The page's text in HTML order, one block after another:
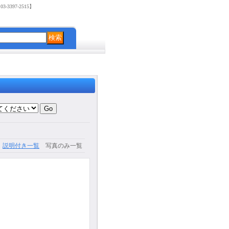
2515】
説明付き一覧 写真のみ一覧